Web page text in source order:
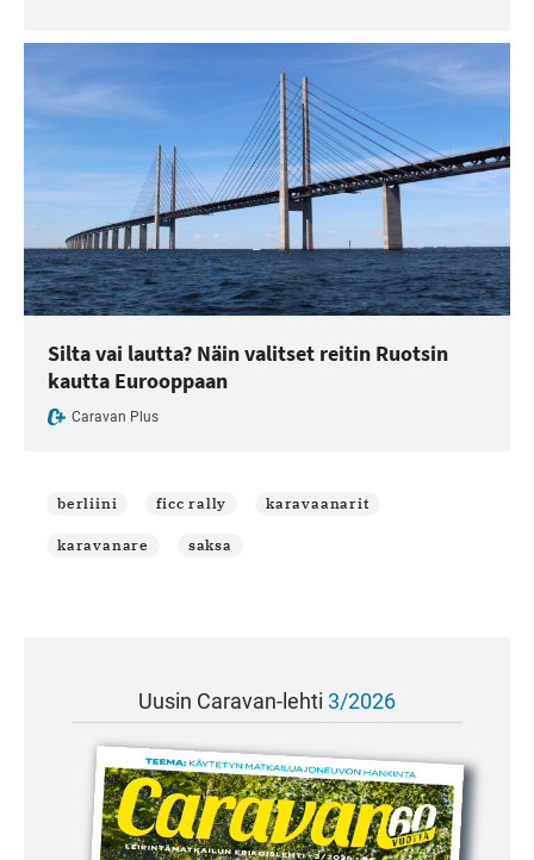
Silta vai lautta? Näin valitset reitin Ruotsin
kautta Eurooppaan
Caravan Plus
berliini ficc rally karavaanarit
karavanare saksa
Uusin Caravan-lehti 3/2026